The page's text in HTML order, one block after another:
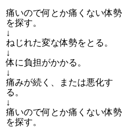
痛いので何とか痛くない体勢
を探す。
↓
ねじれた変な体勢をとる。
↓
体に負担がかかる。
↓
痛みが続く、または悪化す
る。
↓
痛いので何とか痛くない体勢
を探す。